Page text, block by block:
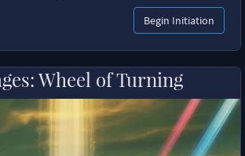
Begin Initiation
Wheel of Turning